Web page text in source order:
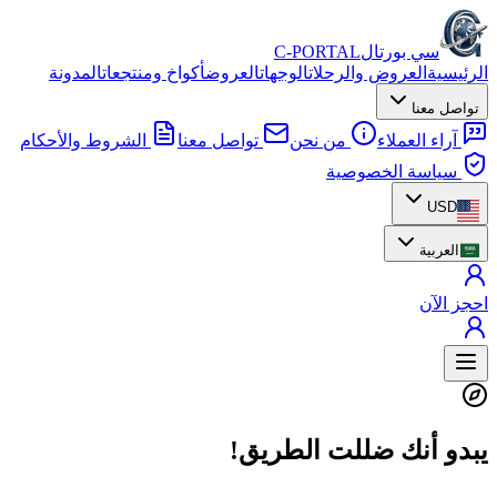
سي بورتالC-PORTAL
الرئيسية العروض والرحلاتالوجهاتالعروضأكواخ ومنتجعاتالمدونة
تواصل معنا
آراء العملاء من نحن تواصل معنا
الشروط والأحكام
سياسة الخصوصية
USD
العربية
احجز الآن
يبدو أنك ضللت الطريق!